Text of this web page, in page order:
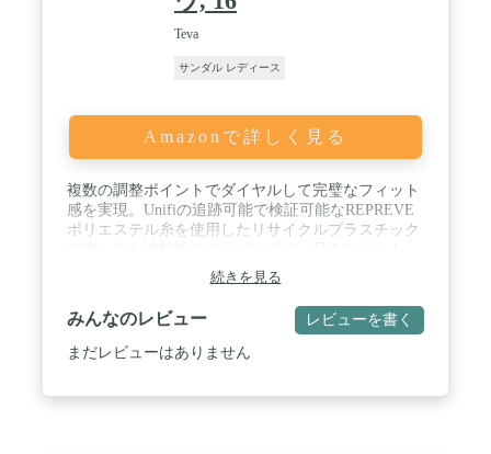
Teva
サンダル レディース
Amazonで詳しく見る
複数の調整ポイントでダイヤルして完璧なフィット
感を実現。Unifiの追跡可能で検証可能なREPREVE
ポリエステル糸を使用したリサイクルプラスチック
し、酷使に耐えます。このサンダルは、5本のペッ
トボトルが埋め立て地になるのを防ぎます。 / 面フ
ァスナーで簡単に着脱でき、ぴったりフィットしま
す。 / 頑丈なスパイダーラバーアウトソールは、濡
れた状態でも機能するように設計されており、非常
続きを見る
みんなのレビュー レビューを書く
まだレビューはありません